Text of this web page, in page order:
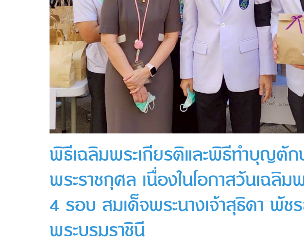
พิธีเฉลิมพระเกียรติและพิธีทำบุญตัก
พระราชกุศล เนื่องในโอกาสวันเฉลิ
4 รอบ สมเด็จพระนางเจ้าสุธิดา พั
พระบรมราชินี